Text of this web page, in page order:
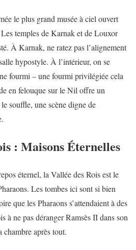
le plus grand musée à ciel ouvert
temples de Karnak et de Louxor
À Karnak, ne ratez pas l’alignement
hypostyle. À l’intérieur, on se
fourmi – une fourmi privilégiée cela
en felouque sur le Nil offre un
souffle, une scène digne de
: Maisons Éternelles
éternel, la Vallée des Rois est le
Les tombes ici sont si bien
que les Pharaons s’attendaient à des
à ne pas déranger Ramsès II dans son
chambre après tout.